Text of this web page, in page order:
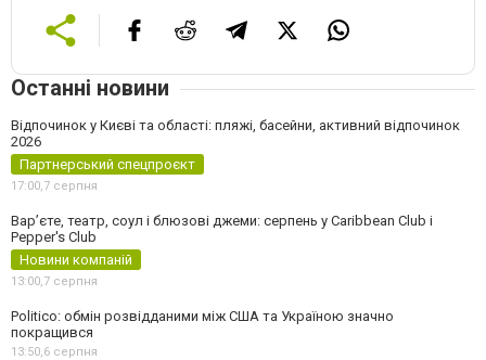
Останні новини
Відпочинок у Києві та області: пляжі, басейни, активний відпочинок
2026
Партнерський спецпроєкт
17:00, 7 серпня
Вар’єте, театр, соул і блюзові джеми: серпень у Caribbean Club і
Pepper's Club
Новини компаній
13:00, 7 серпня
Politico: обмін розвідданими між США та Україною значно
покращився
13:50, 6 серпня